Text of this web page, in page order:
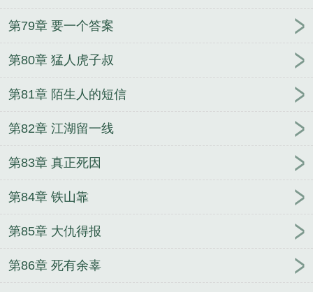
第79章 要一个答案
第80章 猛人虎子叔
第81章 陌生人的短信
第82章 江湖留一线
第83章 真正死因
第84章 铁山靠
第85章 大仇得报
第86章 死有余辜